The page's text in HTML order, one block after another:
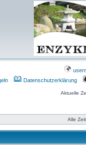
Datenschutzerklärung
Aktuelle
Alle